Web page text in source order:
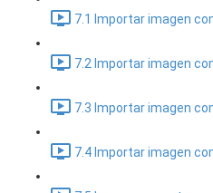
7.1 Importar imagen
7.2 Importar imagen
7.3 Importar imagen
7.4 Importar imagen